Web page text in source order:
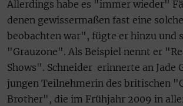
Allerdings habe es "immer wieder"
denen gewissermaßen fast eine
beobachten war", fügte er hinzu und
"Grauzone". Als Beispiel nennt er
Shows". Schneider erinnerte an Jade
jungen Teilnehmerin des britischen
Brother", die im Frühjahr 2009 in